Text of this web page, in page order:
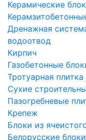
Керамические
Дренажная
водоотвод
Кирпич
Газобетонные
Тротуарная
Сухие
Пазогребневые
Крепеж
Блоки из
Белорусские блоки